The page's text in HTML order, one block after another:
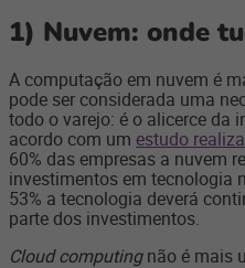
1) Nuvem: onde
A computação em nuvem é
pode ser considerada uma
todo o varejo: é o alicerce da
acordo com um estudo
60% das empresas a nuvem
investimentos em tecnologia
53% a tecnologia deverá
parte dos investimentos.
Cloud computingnão é mais